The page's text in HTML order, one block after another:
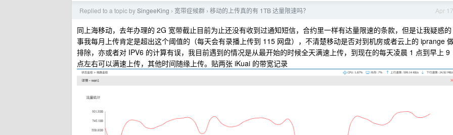
Apr 17
Replied to a topic bySingeeKing › 宽带症候群 › 移动的上传真的有 1TB 达量限速吗？
同上海移动，去年办理的 2G 宽带截止目前为止还没有收到过通知短信，合约里一样有达量限速的条款，但是让我疑惑的
事我每月上传肯定是超出这个阈值的（每天会有录播上传到 115 网盘），不清楚移动是否对到机房或者云上的 iprange
排除，亦或者对 IPV6 的计算有误，我目前遇到的情况是从最开始的时候全天满速上传，到现在的每天凌晨 1 点到早上 9
点左右可以满速上传，其他时间随缘上传。贴两张 iKuai 的带宽记录